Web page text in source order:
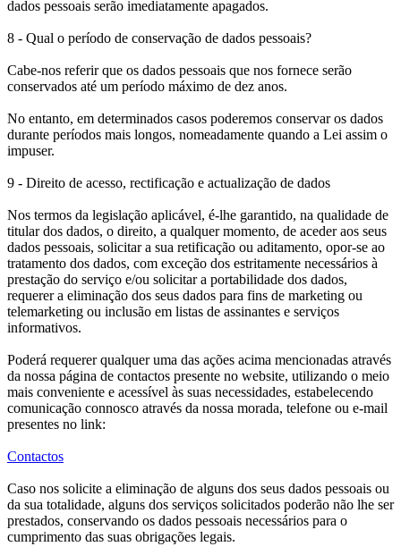
dados pessoais serão imediatamente apagados.
8 - Qual o período de conservação de dados pessoais?
Cabe-nos referir que os dados pessoais que nos fornece serão
conservados até um período máximo de dez anos.
No entanto, em determinados casos poderemos conservar os dados
durante períodos mais longos, nomeadamente quando a Lei assim o
impuser.
9 - Direito de acesso, rectificação e actualização de dados
Nos termos da legislação aplicável, é-lhe garantido, na qualidade de
titular dos dados, o direito, a qualquer momento, de aceder aos seus
dados pessoais, solicitar a sua retificação ou aditamento, opor-se ao
tratamento dos dados, com exceção dos estritamente necessários à
prestação do serviço e/ou solicitar a portabilidade dos dados,
requerer a eliminação dos seus dados para fins de marketing ou
telemarketing ou inclusão em listas de assinantes e serviços
informativos.
Poderá requerer qualquer uma das ações acima mencionadas através
da nossa página de contactos presente no website, utilizando o meio
mais conveniente e acessível às suas necessidades, estabelecendo
comunicação connosco através da nossa morada, telefone ou e-mail
presentes no link:
Contactos
Caso nos solicite a eliminação de alguns dos seus dados pessoais ou
da sua totalidade, alguns dos serviços solicitados poderão não lhe ser
prestados, conservando os dados pessoais necessários para o
cumprimento das suas obrigações legais.